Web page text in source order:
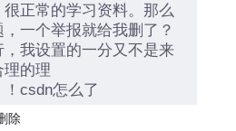
正常的学习资料。那么
一个举报就给我删了？
我设置的一分又不是来
理的理
csdn怎么了
除